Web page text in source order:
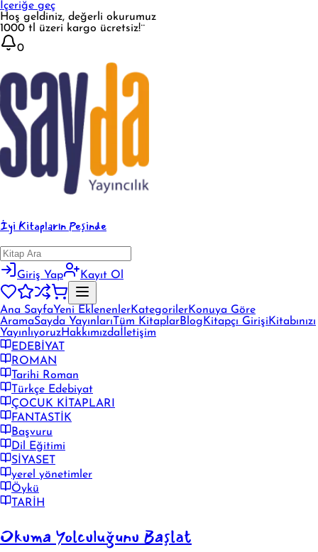
İçeriğe geç
Hoş geldiniz, değerli okurumuz
1000 tl üzeri kargo ücretsiz!¨
0
İyi Kitapların Peşinde
Giriş Yap Kayıt Ol
Ana SayfaYeni EklenenlerKategorilerKonuya Göre
AramaSayda Yayınları Tüm KitaplarBlog Kitapçı Girişi Kitabınızı
YayınlıyoruzHakkımızda İletişim
EDEBİYAT
ROMAN
Tarihi Roman
Türkçe Edebiyat
ÇOCUK KİTAPLARI
FANTASTİK
Başvuru
Dil Eğitimi
SİYASET
yerel yönetimler
Öykü
TARİH
Okuma Yolculuğunu Başlat